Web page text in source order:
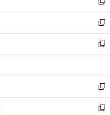
開
く
ド
ウ
で
開
く
ィ
ン
ド
ウ
で
開
い
ウ
ィ
ン
ド
ウ
開
く
新
し
い
ウ
ィ
ン
ウ
で
開
く
新
し
い
ウ
ン
ド
ウ
で
新
し
ウ
ィ
ン
ド
新
し
い
新